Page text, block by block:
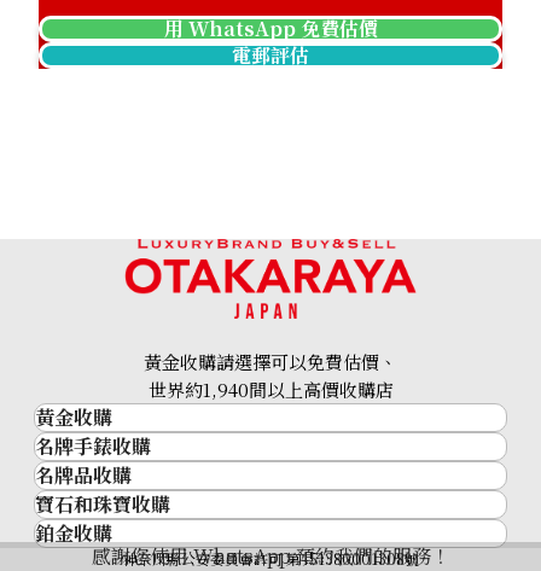
Cat’s eye ring 2.77ct
參考回收價
HKD 4,709.79
用 WhatsApp 免費估價
電郵評估
感謝您使用 WhatsApp 預約我們的服務！
黃金收購請選擇可以免費估價、
世界約1,940間以上高價收購店
黃金收購
黃金･金條
金條
金幣及銀幣
過去十年黃金價格
名牌手錶收購
名牌手錶收購
勞力士 (Rolex)
Patek Philippe
名牌品收購
名牌品收購
HERMES
寶石和珠寶收購
寶石和珠寶
鉑金收購
神奈川縣公安委員會許可 第451380001308號